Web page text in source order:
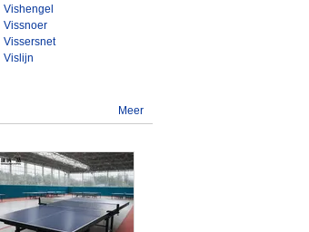
Vishengel
Vissnoer
Vissersnet
Vislijn
Meer